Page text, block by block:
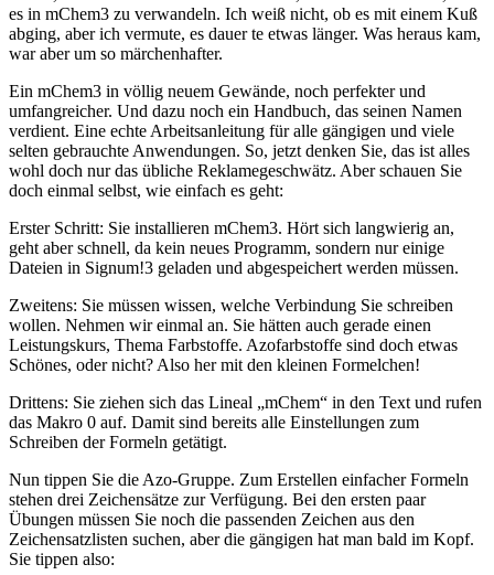
es in mChem3 zu verwandeln. Ich weiß nicht, ob es mit einem Kuß
abging, aber ich vermute, es dauer te etwas länger. Was heraus kam,
war aber um so märchenhafter.
Ein mChem3 in völlig neuem Gewände, noch perfekter und
umfangreicher. Und dazu noch ein Handbuch, das seinen Namen
verdient. Eine echte Arbeitsanleitung für alle gängigen und viele
selten gebrauchte Anwendungen. So, jetzt denken Sie, das ist alles
wohl doch nur das übliche Reklamegeschwätz. Aber schauen Sie
doch einmal selbst, wie einfach es geht:
Erster Schritt: Sie installieren mChem3. Hört sich langwierig an,
geht aber schnell, da kein neues Programm, sondern nur einige
Dateien in Signum!3 geladen und abgespeichert werden müssen.
Zweitens: Sie müssen wissen, welche Verbindung Sie schreiben
wollen. Nehmen wir einmal an. Sie hätten auch gerade einen
Leistungskurs, Thema Farbstoffe. Azofarbstoffe sind doch etwas
Schönes, oder nicht? Also her mit den kleinen Formelchen!
Drittens: Sie ziehen sich das Lineal „mChem“ in den Text und rufen
das Makro 0 auf. Damit sind bereits alle Einstellungen zum
Schreiben der Formeln getätigt.
Nun tippen Sie die Azo-Gruppe. Zum Erstellen einfacher Formeln
stehen drei Zeichensätze zur Verfügung. Bei den ersten paar
Übungen müssen Sie noch die passenden Zeichen aus den
Zeichensatzlisten suchen, aber die gängigen hat man bald im Kopf.
Sie tippen also: